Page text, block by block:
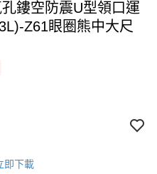
鏤空防震U型領口運
Z61眼圈熊中大尺
即下載